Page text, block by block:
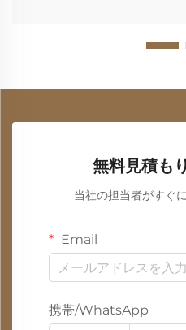
無料見積も
当社の担当者がすぐ
Email
携帯/WhatsApp